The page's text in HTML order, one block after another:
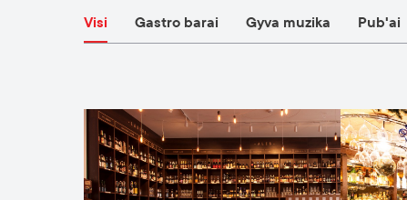
Visi Gastro barai Gyva muzika Pub'ai